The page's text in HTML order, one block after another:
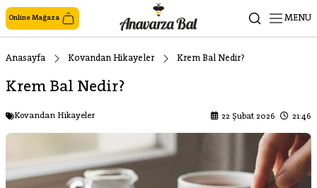
Online Mağaza MENU
Anasayfa Kovandan Hikayeler Krem Bal Nedir?
Krem Bal Nedir?
Kovandan Hikayeler 22 Şubat 2026 21:46